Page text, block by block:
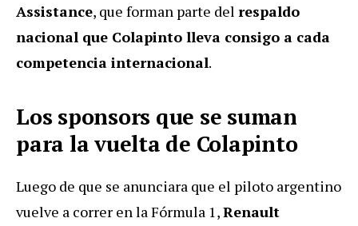
Assistance, que forman parte del respaldo
nacional que Colapinto lleva consigo a cada
competencia internacional.
Los sponsors que se suman
para la vuelta de Colapinto
Luego de que se anunciara que el piloto argentino
vuelve a correr en la Fórmula 1,Renault